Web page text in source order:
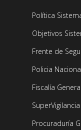
Política
Objetivos
Frente de
Policia
Fiscalía
SuperVigilancia
Procuraduría